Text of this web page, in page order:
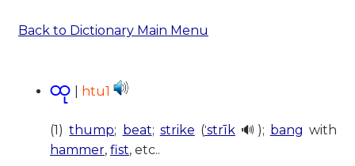
Back to Dictionary Main Menu
ထု htu1
(1)thump; beat; strike (ˈstrīk 🔊); bang with
hammer, fist, etc..